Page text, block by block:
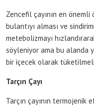
Zencefil çayının en
bulantıyı alması ve
metebolizmayı
söyleniyor ama bu alanda
bir içecek olarak
Tarçın Çayı
Tarçın çayının termojenik